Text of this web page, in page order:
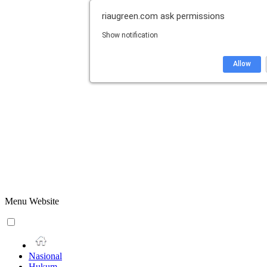
Menu Website
Nasional
riaugreen.com ask permissions
Show notification
Allow